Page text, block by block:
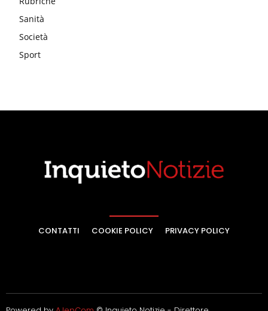
Sanità
Società
Sport
CONTATTI COOKIE POLICY PRIVACY POLICY